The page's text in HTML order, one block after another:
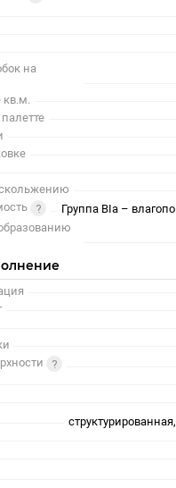
на
кв.м.
Группа BIa –